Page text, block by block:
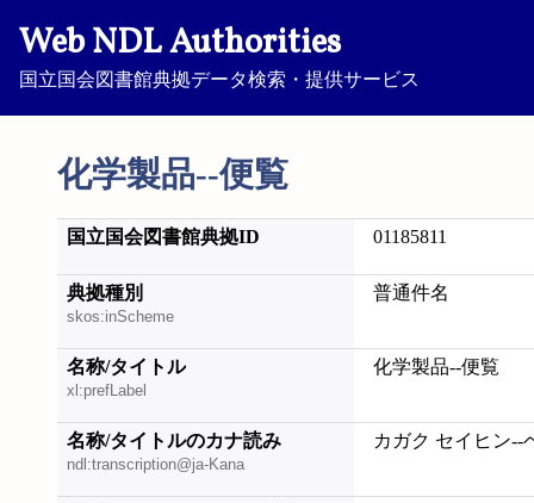
Web NDL Authorities
国立国会図書館典拠データ検索・提供サービス
化学製品--便覧
国立国会図書館典拠ID 01185811
典拠種別
skos:inScheme
普通件名
名称/タイトル
xl:prefLabel
化学製品--便覧
名称/タイトルのカナ読み
ndl:transcription@ja-Kana
カガク セイヒン--